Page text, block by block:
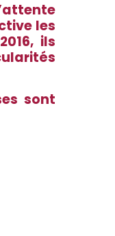
les
ils
sont